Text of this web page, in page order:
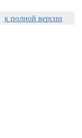
к полной версии